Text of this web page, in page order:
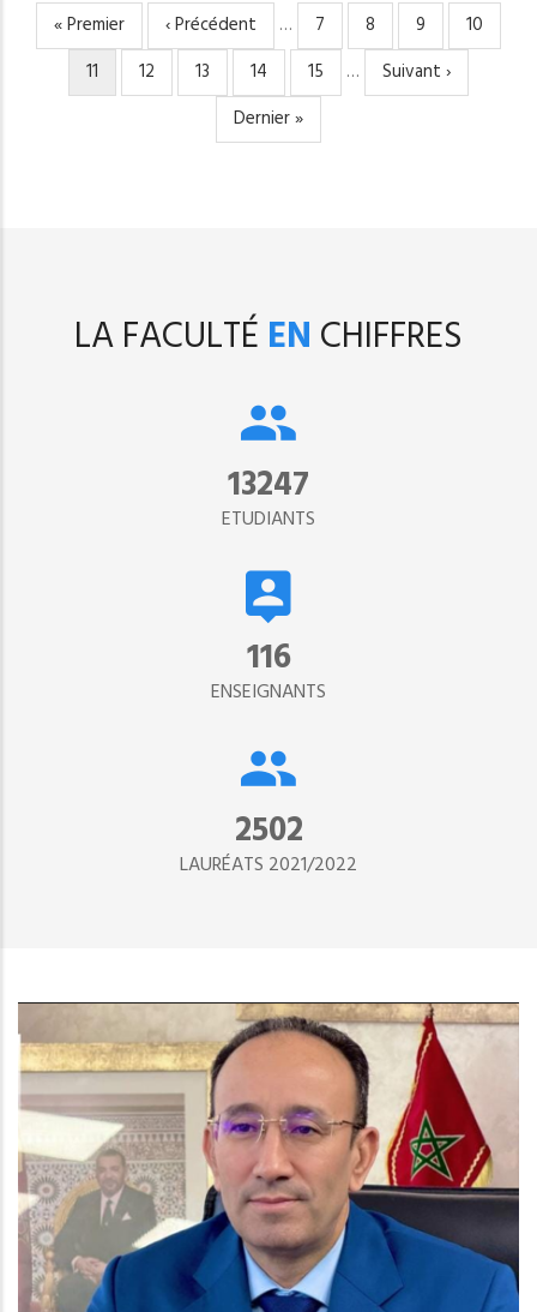
PAGINATION
Première
page
« Premier
Page
précédente
‹ Précédent … Page
7 Page
8 Page
9 Page
10
Page
courante
11 Page
12 Page
13 Page
14 Page
15 …
Page
suivante
Suivant ›
Dernière
page
Dernier »
LA FACULTÉ EN CHIFFRES
15302
ETUDIANTS
134
ENSEIGNANTS
2890
LAURÉATS 2021/2022